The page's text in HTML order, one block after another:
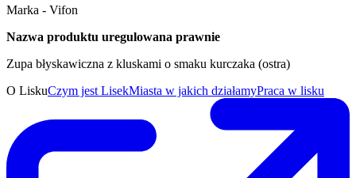
Marka - Vifon
Nazwa produktu uregulowana prawnie
Zupa błyskawiczna z kluskami o smaku kurczaka (ostra)
O LiskuCzym jest LisekMiasta w jakich działamyPraca w lisku